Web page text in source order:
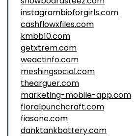
instagrambioforgirls.com
cashflowxfiles.com
kmbb10.com
getxtrem.com
weactinfo.com
meshingsocial.com
thearguer.com
marketing-mobile-app.com
floralpunchcraft.com
fiasone.com
danktankbattery.com